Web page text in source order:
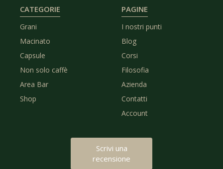
CATEGORIE
Grani
Macinato
Capsule
Non solo caffè
Area Bar
Shop
PAGINE
I nostri punti
Blog
Corsi
Filosofia
Azienda
Contatti
Account
Scrivi una
recensione